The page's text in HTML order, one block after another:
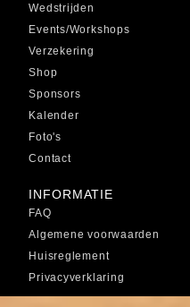
Wedstrijden
Events/Workshops
Verzekering
Shop
Sponsors
Kalender
Foto's
Contact
INFORMATIE
FAQ
Algemene voorwaarden
Huisreglement
Privacyverklaring